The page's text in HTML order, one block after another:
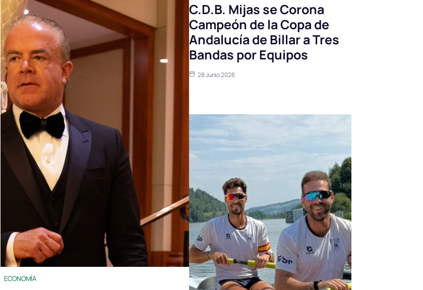
ECONOMÍA
C.D.B. Mijas se Corona
Campeón de la Copa de
Andalucía de Billar a Tres
Bandas por Equipos
28 Junio 2026